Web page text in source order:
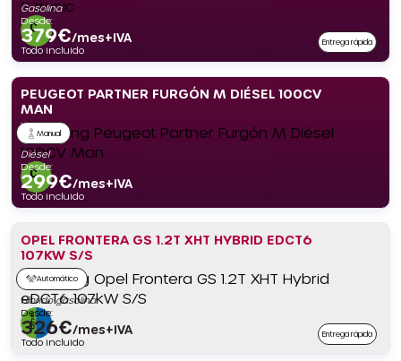
Gasolina
Desde:
379€/mes+IVA
Todo incluido
Entrega rápida
PEUGEOT PARTNER FURGÓN M DIÉSEL 100CV
MAN
Manual
Diésel
Desde:
299€/mes+IVA
Todo incluido
OPEL FRONTERA GS 1.2T XHT HYBRID EDCT6
107KW S/S
Automático
Híbrido gasolina
Desde:
326€/mes+IVA
Todo incluido
Entrega rápida